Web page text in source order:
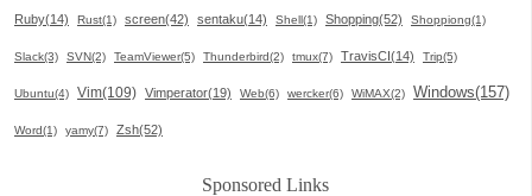
Ruby(14) Rust(1) screen(42) sentaku(14) Shell(1) Shopping(52) Shoppiong(1)
Slack(3) SVN(2) TeamViewer(5) Thunderbird(2) tmux(7) TravisCI(14) Trip(5)
Ubuntu(4) Vim(109) Vimperator(19) Web(6) wercker(6) WiMAX(2) Windows(157)
Word(1) yamy(7) Zsh(52)
Sponsored Links